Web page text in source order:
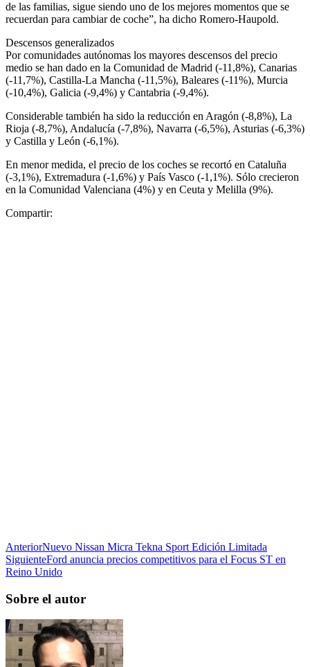
de las familias, sigue siendo uno de los mejores momentos que se
recuerdan para cambiar de coche”, ha dicho Romero-Haupold.
Descensos generalizados
Por comunidades autónomas los mayores descensos del precio
medio se han dado en la Comunidad de Madrid (-11,8%), Canarias
(-11,7%), Castilla-La Mancha (-11,5%), Baleares (-11%), Murcia
(-10,4%), Galicia (-9,4%) y Cantabria (-9,4%).
Considerable también ha sido la reducción en Aragón (-8,8%), La
Rioja (-8,7%), Andalucía (-7,8%), Navarra (-6,5%), Asturias (-6,3%)
y Castilla y León (-6,1%).
En menor medida, el precio de los coches se recortó en Cataluña
(-3,1%), Extremadura (-1,6%) y País Vasco (-1,1%). Sólo crecieron
en la Comunidad Valenciana (4%) y en Ceuta y Melilla (9%).
Compartir:
AnteriorNuevo Nissan Micra Tekna Sport Edición Limitada
SiguienteFord anuncia precios competitivos para el Focus ST en
Reino Unido
Sobre el autor